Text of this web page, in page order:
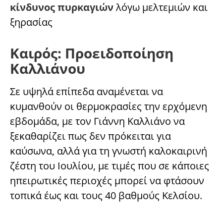
κίνδυνος πυρκαγιών λόγω μελτεμιών και
ξηρασίας
Καιρός: Προειδοποίηση
Καλλιάνου
Σε υψηλά επίπεδα αναμένεται να
κυμανθούν οι θερμοκρασίες την ερχόμενη
εβδομάδα, με τον Γιάννη Καλλιάνο να
ξεκαθαρίζει πως δεν πρόκειται για
καύσωνα, αλλά για τη γνωστή καλοκαιρινή
ζέστη του Ιουλίου, με τιμές που σε κάποιες
ηπειρωτικές περιοχές μπορεί να φτάσουν
τοπικά έως και τους 40 βαθμούς Κελσίου.